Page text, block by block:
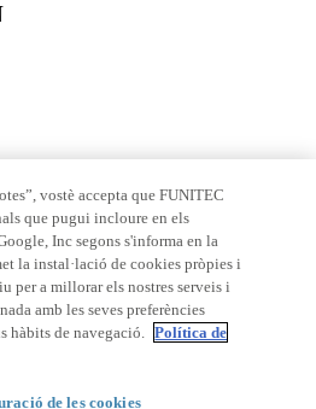
- URL |Avís legal
vostè accepta que FUNITEC
que pugui incloure en els
Inc segons s'informa en la
la instal·lació de cookies pròpies i
per a millorar els nostres serveis i
amb les seves preferències
hàbits de navegació. Política de
de les cookies